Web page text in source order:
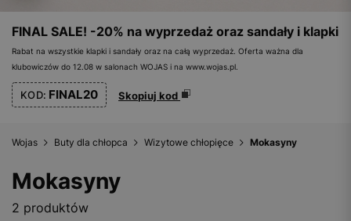
FINAL SALE! -20% na wyprzedaż oraz sandały i klapki
Rabat na wszystkie klapki i sandały oraz na całą wyprzedaż. Oferta ważna dla
klubowiczów do 12.08 w salonach WOJAS i na www.wojas.pl.
KOD: FINAL20 Skopiuj kod
Wojas Buty dla chłopca Wizytowe chłopięce Mokasyny
Mokasyny
2 produktów